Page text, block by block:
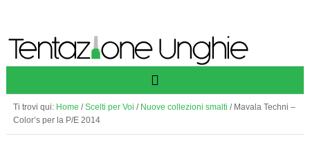
Ti trovi qui: Home / Scelti per Voi / Nuove collezioni smalti /Mavala Techni –
Color’s per la P/E 2014